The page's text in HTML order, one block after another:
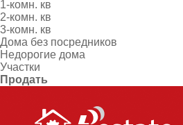
1-комн. кв
2-комн. кв
3-комн. кв
Дома без посредников
Недорогие дома
Участки
Продать